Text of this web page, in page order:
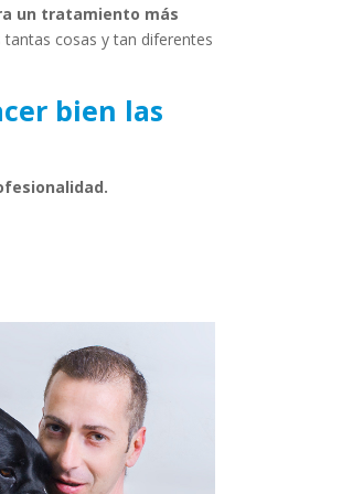
un tratamiento más
cosas y tan diferentes
bien las